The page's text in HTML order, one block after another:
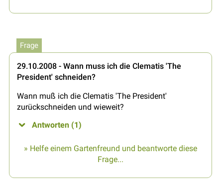
Frage
29.10.2008 - Wann muss ich die Clematis 'The
President' schneiden?
Wann muß ich die Clematis 'The President'
zurückschneiden und wieweit?
Antworten (1)
» Helfe einem Gartenfreund und beantworte diese
Frage...